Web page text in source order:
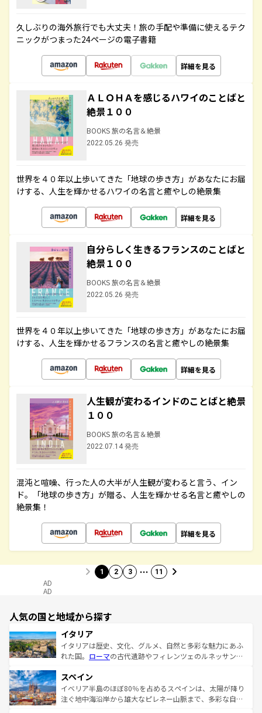
久しぶりの海外旅行でも大丈夫！旅の手配や準備に使えるテク
ニックがつまった24ページの電子書籍
詳細を見る
ＡＬＯＨＡを感じるハワイのことばと
絶景１００
BOOKS 旅の名言＆絶景
2022.05.26 発売
世界を４０年以上歩いてきた「地球の歩き方」があなたにお届
けする、人生を輝かせるハワイの名言と癒やしの絶景集
詳細を見る
自分らしく生きるフランスのことばと
絶景１００
BOOKS 旅の名言＆絶景
2022.05.26 発売
世界を４０年以上歩いてきた「地球の歩き方」があなたにお届
けする、人生を輝かせるフランスの名言と癒やしの絶景集
詳細を見る
人生観が変わるインドのことばと絶景
１００
BOOKS 旅の名言＆絶景
2022.07.14 発売
混沌と喧噪、行った人の大半が人生観が変わると言う、イン
ド。「地球の歩き方」が贈る、人生を輝かせる名言と癒やしの
絶景集！
詳細を見る
1 2 3 … 11
AD
AD
人気の国と地域から探す
イタリア
イタリアは歴史、文化、グルメ、自然と多彩な魅力にあふ
れた国。 ローマの古代遺跡やフィレンツェのルネッサンス
ろん、トスカーナの美しい田園風景やアマルフィ海岸の絶
景など、自然景観も見逃せない。観光の合間には、本場の
ピザやパスタなど、絶品のイタリア料理を堪能することも
スペイン
イベリア半島のほぼ80％を占めるスペインは、太陽が降り
注ぐ地中海沿岸から雄大なピレネー山脈まで、多彩な自然